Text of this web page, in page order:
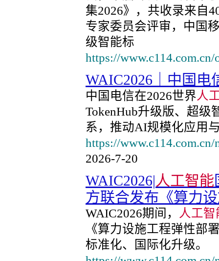
集2026》，共收录来自
专家委员会评审，中国
级智能标
https://
WAIC2026｜中国电
中国电信在2026世界人
TokenHub升级版、超级
系，推动AI规模化应用
https://
2026-7-20
WAIC2026|人工智能
方联合发布《算力
WAIC2026期间，
人工智
《算力设施工程弹性部
标准化、国际化升级。